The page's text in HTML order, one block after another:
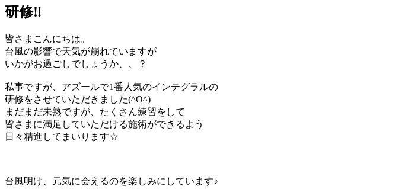
研修‼︎
皆さまこんにちは。
台風の影響で天気が崩れていますが
いかがお過ごしでしょうか、、？
私事ですが、アズールで1番人気のインテグラルの
研修をさせていただきました(^O^)
まだまだ未熟ですが、たくさん練習をして
皆さまに満足していただける施術ができるよう
日々精進してまいります☆
台風明け、元気に会えるのを楽しみにしています♪